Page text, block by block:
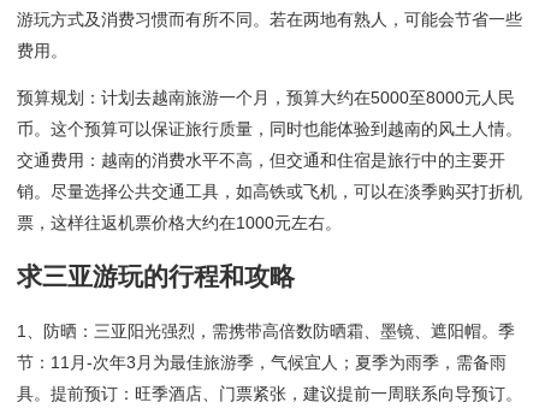
游玩方式及消费习惯而有所不同。若在两地有熟人，可能会节省一些
费用。
预算规划：计划去越南旅游一个月，预算大约在5000至8000元人民
币。这个预算可以保证旅行质量，同时也能体验到越南的风土人情。
交通费用：越南的消费水平不高，但交通和住宿是旅行中的主要开
销。尽量选择公共交通工具，如高铁或飞机，可以在淡季购买打折机
票，这样往返机票价格大约在1000元左右。
求三亚游玩的行程和攻略
1、防晒：三亚阳光强烈，需携带高倍数防晒霜、墨镜、遮阳帽。季
节：11月-次年3月为最佳旅游季，气候宜人；夏季为雨季，需备雨
具。提前预订：旺季酒店、门票紧张，建议提前一周联系向导预订。